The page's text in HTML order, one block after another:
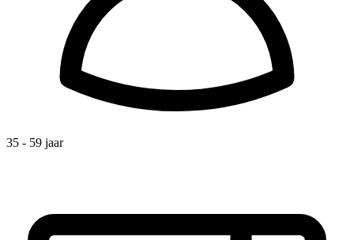
35 - 59 jaar